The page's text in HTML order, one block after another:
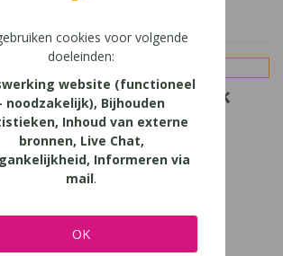
editie leerwerkboek
cookies voor volgende
doeleinden:
website (functioneel
noodzakelijk), Bijhouden
Inhoud van externe
bronnen, Live Chat,
Informeren via
mail.
OK